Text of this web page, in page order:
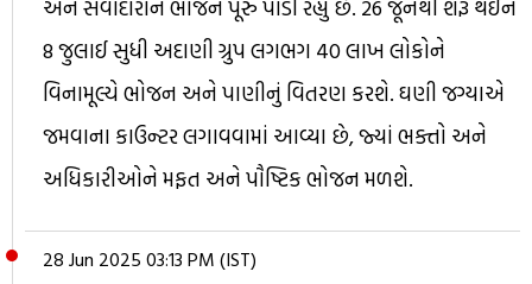
અને સેવાદારોને ભોજન પૂરું પાડી રહ્યું છે. 26 જૂનથી શરૂ થઈને
8 જુલાઈ સુધી અદાણી ગ્રુપ લગભગ 40 લાખ લોકોને
વિનામૂલ્યે ભોજન અને પાણીનું વિતરણ કરશે. ઘણી જગ્યાએ
જમવાના કાઉન્ટર લગાવવામાં આવ્યા છે, જ્યાં ભક્તો અને
અધિકારીઓને મફત અને પૌષ્ટિક ભોજન મળશે.
28 Jun 2025 03:13 PM (IST)